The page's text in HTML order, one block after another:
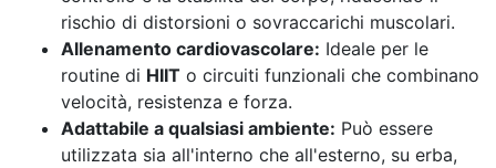
rischio di distorsioni o sovraccarichi muscolari.
Allenamento cardiovascolare: Ideale per le
routine di HIIT o circuiti funzionali che combinano
velocità, resistenza e forza.
Adattabile a qualsiasi ambiente: Può essere
utilizzata sia all'interno che all'esterno, su erba,